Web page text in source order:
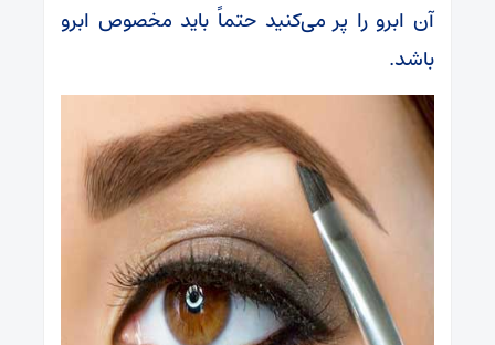
آن ابرو را پر می‌کنید حتماً باید مخصوص ابرو
باشد.